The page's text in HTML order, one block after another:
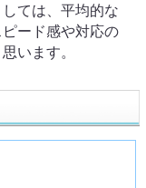
ては、平均的な
ード感や対応の
います。